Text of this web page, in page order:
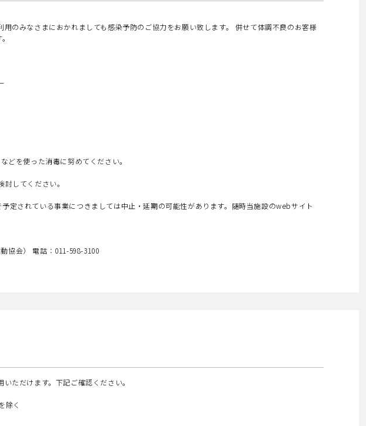
のみなさまにおかれましても感染予防のご協力をお願い致します。 併せて体調不良のお客様
どを使った消毒に努めてください。
してください。
定されている事業につきましては中止・延期の可能性があります。随時当施設のwebサイト
協会） 電話：011-598-3100
ただけます。下記ご確認ください。
除く